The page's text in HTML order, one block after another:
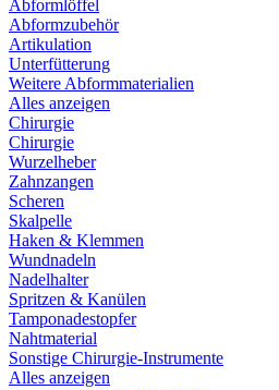
Abformlöffel
Abformzubehör
Artikulation
Unterfütterung
Weitere Abformmaterialien
Alles anzeigen
Chirurgie
Chirurgie
Wurzelheber
Zahnzangen
Scheren
Skalpelle
Haken & Klemmen
Wundnadeln
Nadelhalter
Spritzen & Kanülen
Tamponadestopfer
Nahtmaterial
Sonstige Chirurgie-Instrumente
Alles anzeigen